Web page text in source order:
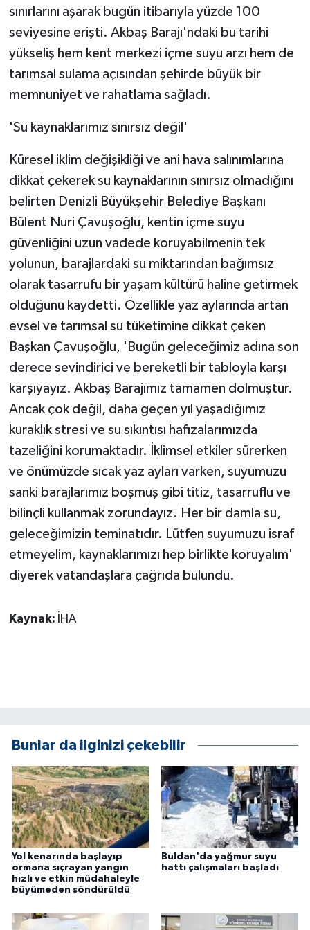
sınırlarını aşarak bugün itibarıyla yüzde 100
seviyesine erişti. Akbaş Barajı'ndaki bu tarihi
yükseliş hem kent merkezi içme suyu arzı hem de
tarımsal sulama açısından şehirde büyük bir
memnuniyet ve rahatlama sağladı.
'Su kaynaklarımız sınırsız değil'
Küresel iklim değişikliği ve ani hava salınımlarına
dikkat çekerek su kaynaklarının sınırsız olmadığını
belirten Denizli Büyükşehir Belediye Başkanı
Bülent Nuri Çavuşoğlu, kentin içme suyu
güvenliğini uzun vadede koruyabilmenin tek
yolunun, barajlardaki su miktarından bağımsız
olarak tasarrufu bir yaşam kültürü haline getirmek
olduğunu kaydetti. Özellikle yaz aylarında artan
evsel ve tarımsal su tüketimine dikkat çeken
Başkan Çavuşoğlu, 'Bugün geleceğimiz adına son
derece sevindirici ve bereketli bir tabloyla karşı
karşıyayız. Akbaş Barajımız tamamen dolmuştur.
Ancak çok değil, daha geçen yıl yaşadığımız
kuraklık stresi ve su sıkıntısı hafızalarımızda
tazeliğini korumaktadır. İklimsel etkiler sürerken
ve önümüzde sıcak yaz ayları varken, suyumuzu
sanki barajlarımız boşmuş gibi titiz, tasarruflu ve
bilinçli kullanmak zorundayız. Her bir damla su,
geleceğimizin teminatıdır. Lütfen suyumuzu israf
etmeyelim, kaynaklarımızı hep birlikte koruyalım'
diyerek vatandaşlara çağrıda bulundu.
Kaynak: İHA
Bunlar da ilginizi çekebilir
Yol kenarında başlayıp
ormana sıçrayan yangın
hızlı ve etkin müdahaleyle
büyümeden söndürüldü
Buldan'da yağmur suyu
hattı çalışmaları başladı
ÜLKE GÜNDEMİ
YAŞAM
YEREL